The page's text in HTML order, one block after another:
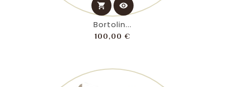
shopping_cart visibility
Bortolin...
100,00 €